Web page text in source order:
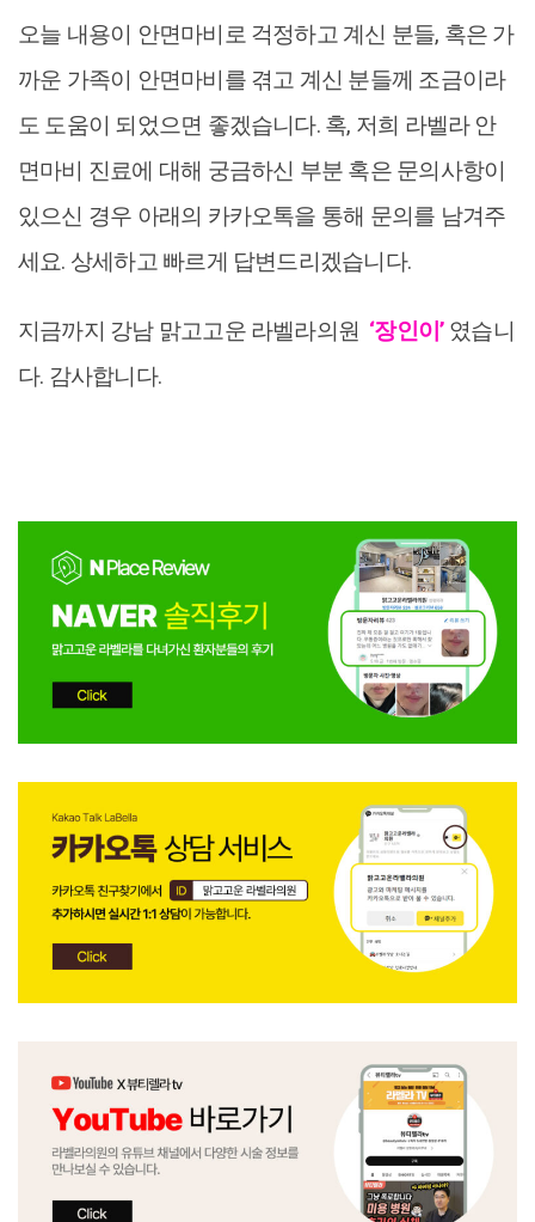
오늘 내용이 안면마비로 걱정하고 계신 분들, 혹은 가
까운 가족이 안면마비를 겪고 계신 분들께 조금이라
도 도움이 되었으면 좋겠습니다. 혹, 저희 라벨라 안
면마비 진료에 대해 궁금하신 부분 혹은 문의사항이
있으신 경우 아래의 카카오톡을 통해 문의를 남겨주
세요. 상세하고 빠르게 답변드리겠습니다.
지금까지 강남 맑고고운 라벨라의원 ‘장인이’ 였습니
다. 감사합니다.